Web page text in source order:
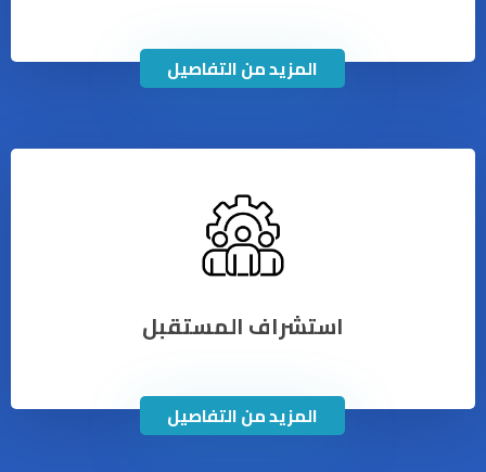
المزيد من التفاصيل
استشراف المستقبل
المزيد من التفاصيل